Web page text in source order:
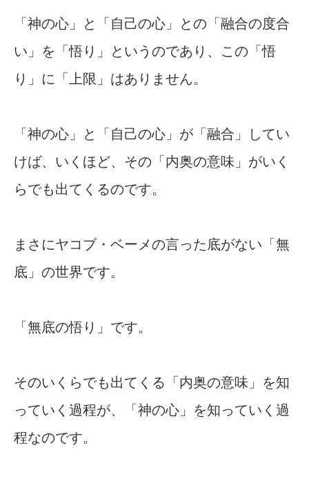
「神の心」と「自己の心」との「融合の度合
い」を「悟り」というのであり、この「悟
り」に「上限」はありません。
「神の心」と「自己の心」が「融合」してい
けば、いくほど、その「内奥の意味」がいく
らでも出てくるのです。
まさにヤコブ・ベーメの言った底がない「無
底」の世界です。
「無底の悟り」です。
そのいくらでも出てくる「内奥の意味」を知
っていく過程が、「神の心」を知っていく過
程なのです。